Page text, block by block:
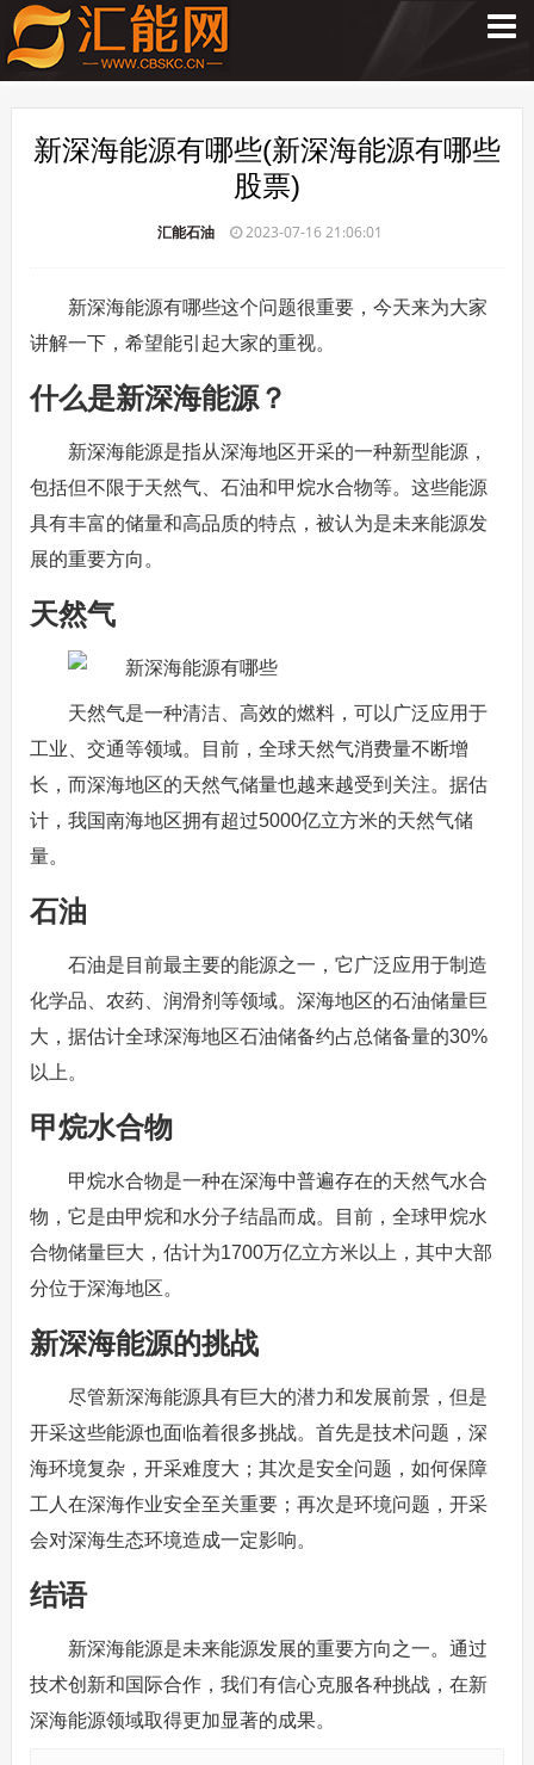
新深海能源有哪些(新深海能源有哪些
股票)
汇能石油 2023-07-16 21:06:01
新深海能源有哪些这个问题很重要，今天来为大家
讲解一下，希望能引起大家的重视。
什么是新深海能源？
新深海能源是指从深海地区开采的一种新型能源，
包括但不限于天然气、石油和甲烷水合物等。这些能源
具有丰富的储量和高品质的特点，被认为是未来能源发
展的重要方向。
天然气
天然气是一种清洁、高效的燃料，可以广泛应用于
工业、交通等领域。目前，全球天然气消费量不断增
长，而深海地区的天然气储量也越来越受到关注。据估
计，我国南海地区拥有超过5000亿立方米的天然气储
量。
石油
石油是目前最主要的能源之一，它广泛应用于制造
化学品、农药、润滑剂等领域。深海地区的石油储量巨
大，据估计全球深海地区石油储备约占总储备量的30%
以上。
甲烷水合物
甲烷水合物是一种在深海中普遍存在的天然气水合
物，它是由甲烷和水分子结晶而成。目前，全球甲烷水
合物储量巨大，估计为1700万亿立方米以上，其中大部
分位于深海地区。
新深海能源的挑战
尽管新深海能源具有巨大的潜力和发展前景，但是
开采这些能源也面临着很多挑战。首先是技术问题，深
海环境复杂，开采难度大；其次是安全问题，如何保障
工人在深海作业安全至关重要；再次是环境问题，开采
会对深海生态环境造成一定影响。
结语
新深海能源是未来能源发展的重要方向之一。通过
技术创新和国际合作，我们有信心克服各种挑战，在新
深海能源领域取得更加显著的成果。